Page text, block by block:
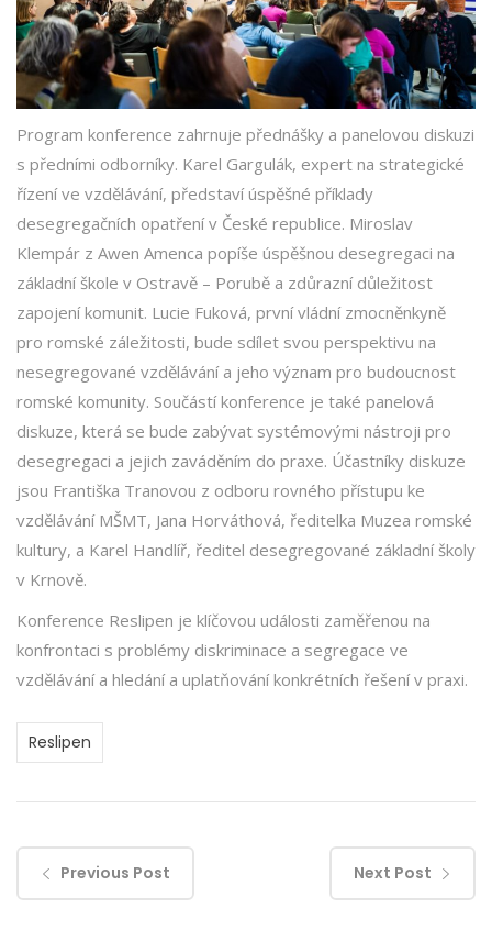
Program konference zahrnuje přednášky a panelovou diskuzi
s předními odborníky. Karel Gargulák, expert na strategické
řízení ve vzdělávání, představí úspěšné příklady
desegregačních opatření v České republice. Miroslav
Klempár z Awen Amenca popíše úspěšnou desegregaci na
základní škole v Ostravě – Porubě a zdůrazní důležitost
zapojení komunit. Lucie Fuková, první vládní zmocněnkyně
pro romské záležitosti, bude sdílet svou perspektivu na
nesegregované vzdělávání a jeho význam pro budoucnost
romské komunity. Součástí konference je také panelová
diskuze, která se bude zabývat systémovými nástroji pro
desegregaci a jejich zaváděním do praxe. Účastníky diskuze
jsou Františka Tranovou z odboru rovného přístupu ke
vzdělávání MŠMT, Jana Horváthová, ředitelka Muzea romské
kultury, a Karel Handlíř, ředitel desegregované základní školy
v Krnově.
Konference Reslipen je klíčovou události zaměřenou na
konfrontaci s problémy diskriminace a segregace ve
vzdělávání a hledání a uplatňování konkrétních řešení v praxi.
Reslipen
Previous Post Next Post